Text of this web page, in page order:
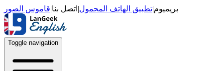
بريميوم|تطبيق الهاتف المحمول| اتصل بنا|قاموس الصور
Toggle navigation